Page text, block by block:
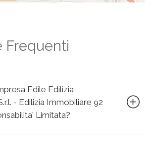
Frequenti
Edile Edilizia
- Edilizia Immobiliare 92
Limitata?